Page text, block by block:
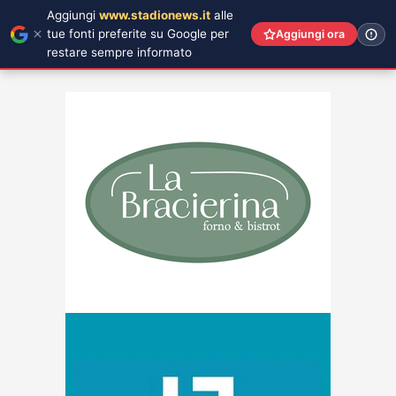
Aggiungi www.stadionews.it alle
tue fonti preferite su Google per
restare sempre informato
Aggiungi ora